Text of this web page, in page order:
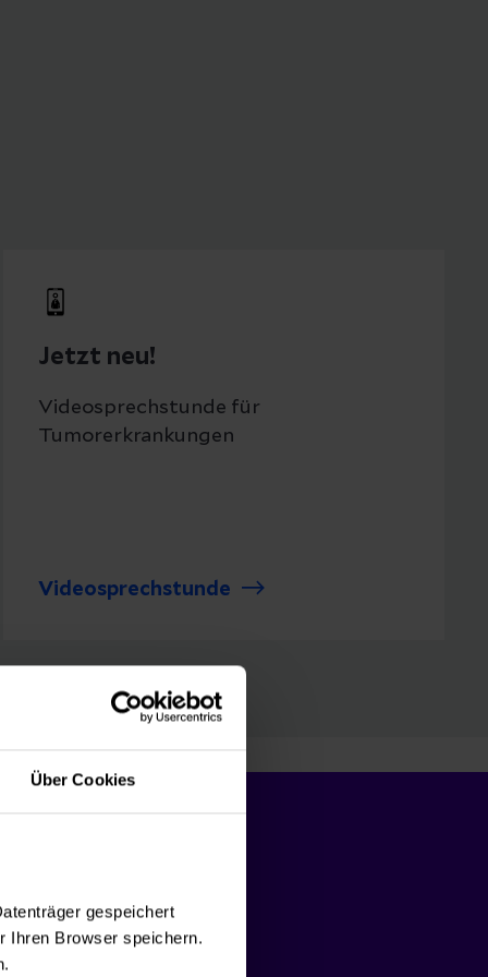
Über Cookies
gespeichert
Ihren Browser speichern.
Jetzt neu!
Videosprechstunde für
Tumorerkrankungen
Videosprechstunde